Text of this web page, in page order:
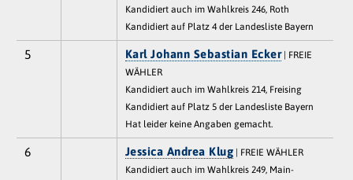
Kandidiert auch im Wahlkreis 246, Roth
Kandidiert auf Platz 4 der Landesliste Bayern
5 Karl Johann Sebastian Ecker| FREIE
WÄHLER
Kandidiert auch im Wahlkreis 214, Freising
Kandidiert auf Platz 5 der Landesliste Bayern
Hat leider keine Angaben gemacht.
6 Jessica Andrea Klug | FREIE WÄHLER
Kandidiert auch im Wahlkreis 249, Main-